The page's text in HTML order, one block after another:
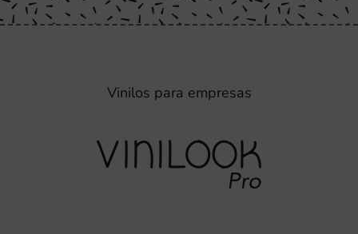
Vinilos para empresas